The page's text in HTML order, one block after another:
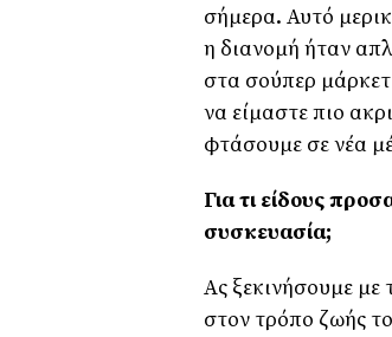
σήμερα. Αυτό
η διανομή ήταν
στα σούπερ μάρκετ
να είμαστε πιο
φτάσουμε σε νέα
Για τι είδους
συσκευασία;
Ας ξεκινήσουμε
στον τρόπο ζωής